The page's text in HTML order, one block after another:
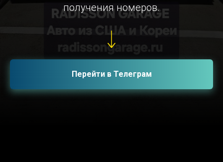
получения номеров.
Перейти в Телеграм